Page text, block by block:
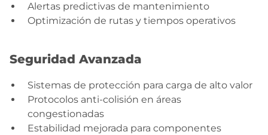
Alertas predictivas de mantenimiento
Optimización de rutas y tiempos operativos
Seguridad Avanzada
Sistemas de protección para carga de alto valor
Protocolos anti-colisión en áreas
congestionadas
Estabilidad mejorada para componentes